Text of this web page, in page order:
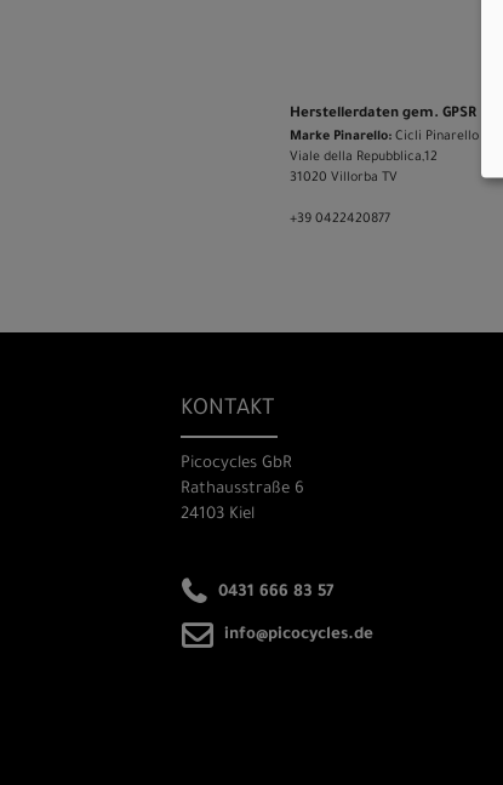
Herstellerdaten gem. GPSR
Marke Pinarello: Cicli Pinarello S.r.l.
Viale della Repubblica,12
31020 Villorba TV
+39 0422420877
KONTAKT
Picocycles GbR
Rathausstraße 6
24103 Kiel
0431 666 83 57
info@picocycles.de